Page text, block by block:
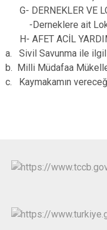
G- DERNEKLER VE
-Derneklere ait
H- AFET ACİL
a. Sivil Savunma ile
b. Milli Müdafaa
c. Kaymakamın